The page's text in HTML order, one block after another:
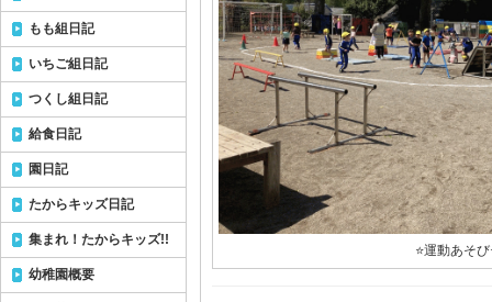
⭐運動あそび
もも組日記
いちご組日記
つくし組日記
給食日記
園日記
たからキッズ日記
集まれ！たからキッズ!!
幼稚園概要